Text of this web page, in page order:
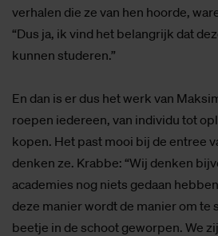
verhalen die ze van hen hoorde,
“Dus ja, ik vind het belangrijk dat
kunnen studeren.”
En dan is er dus het werk van
roepen iedereen, van individu tot
kopen. Het past mooi bij de entree
denken ze. Krabbe: “Wij denken
academies nog niets gedaan
deze manier wordt de manier om te
beetje in de schoot geworpen. We